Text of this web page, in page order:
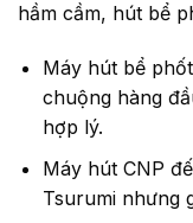
hầm cầm, hút bể
Máy hút bể
chuộng hàng
hợp lý.
Máy hút CNP
Tsurumi nhưng